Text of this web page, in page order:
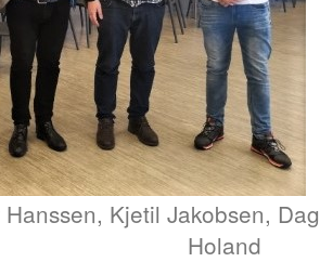
Kjetil Jakobsen,
Holand